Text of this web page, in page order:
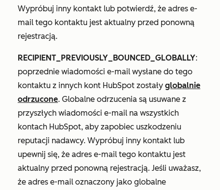
Wypróbuj inny kontakt lub potwierdź, że adres e-
mail tego kontaktu jest aktualny przed ponowną
rejestracją.
RECIPIENT_PREVIOUSLY_BOUNCED_GLOBALLY:
poprzednie wiadomości e-mail wysłane do tego
kontaktu z innych kont HubSpot zostały globalnie
odrzucone. Globalne odrzucenia są usuwane z
przyszłych wiadomości e-mail na wszystkich
kontach HubSpot, aby zapobiec uszkodzeniu
reputacji nadawcy. Wypróbuj inny kontakt lub
upewnij się, że adres e-mail tego kontaktu jest
aktualny przed ponowną rejestracją. Jeśli uważasz,
że adres e-mail oznaczony jako globalne